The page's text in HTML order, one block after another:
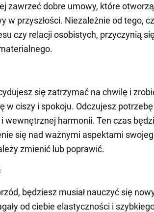
zawrzeć dobre umowy, które
w przyszłości. Niezależnie od tego,
czy relacji osobistych, przyczynią
się zatrzymać na chwilę i
w ciszy i spokoju. Odczujesz
wewnętrznej harmonii. Ten czas
się nad ważnymi aspektami
zmienić lub poprawić.
będziesz musiał nauczyć się
od ciebie elastyczności i